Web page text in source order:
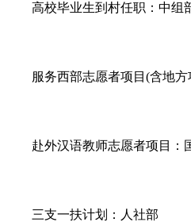
高校毕业生到村任职：中组
服务西部志愿者项目(含地方
赴外汉语教师志愿者项目：
三支一扶计划：人社部